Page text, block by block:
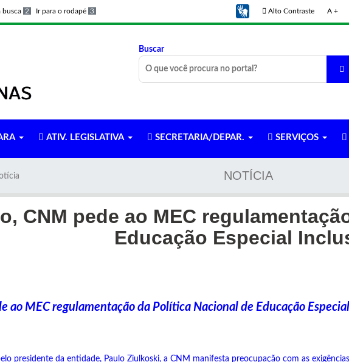
busca 2 Ir para o rodapé 3 Alto Contraste A +
Buscar
ATIV. LEGISLATIVA SECRETARIA/DEPAR. SERVIÇOS
NOTÍCIA
CNM pede ao MEC
Educação Especial
ao MEC regulamentação da Política Nacional de Educação
presidente da entidade, Paulo Ziulkoski, a CNM manifesta preocupação com as